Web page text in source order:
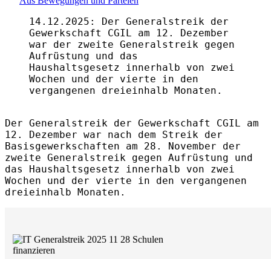
14.12.2025: Der Generalstreik der
Gewerkschaft CGIL am 12. Dezember
war der zweite Generalstreik gegen
Aufrüstung und das
Haushaltsgesetz innerhalb von zwei
Wochen und der vierte in den
vergangenen dreieinhalb Monaten.
Der Generalstreik der Gewerkschaft CGIL am
12. Dezember war nach dem Streik der
Basisgewerkschaften am 28. November der
zweite Generalstreik gegen Aufrüstung und
das Haushaltsgesetz innerhalb von zwei
Wochen und der vierte in den vergangenen
dreieinhalb Monaten.